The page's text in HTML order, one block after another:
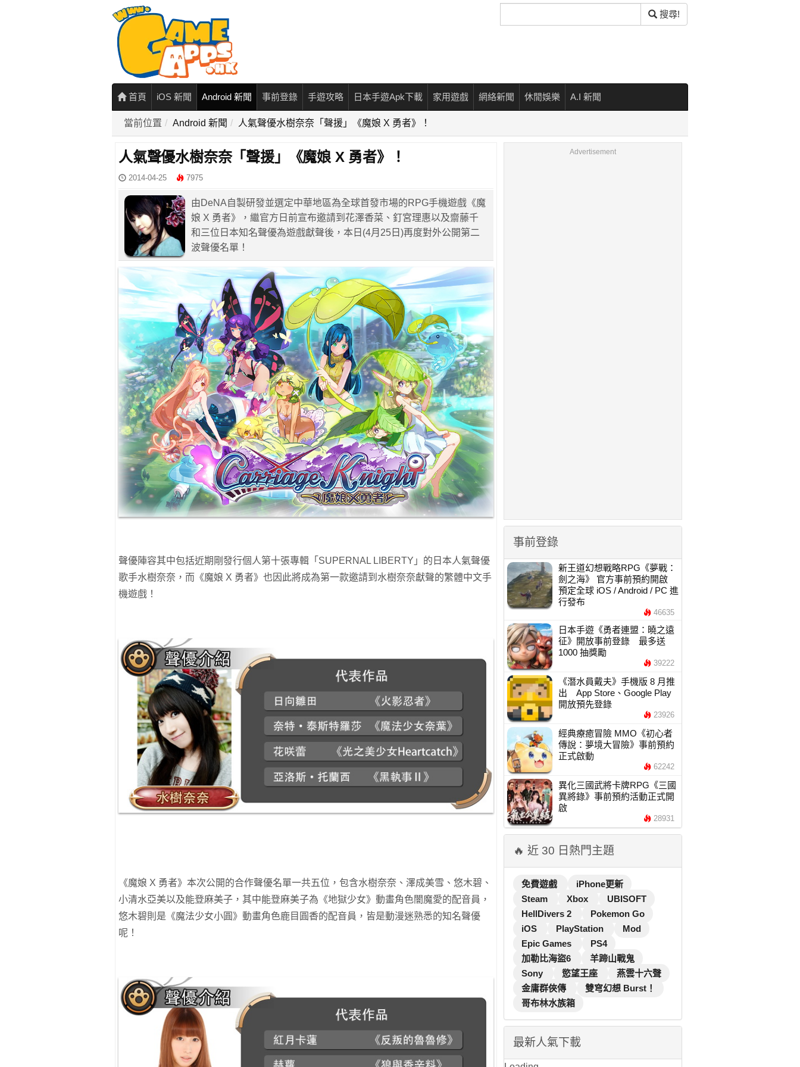
尋
搜尋!
首頁 iOS 新聞 Android 新聞 事前登錄 手遊攻略 日本手遊Apk下載 家用遊戲 網絡新聞 休閒娛樂 A.I 新聞
當前位置 Android 新聞 人氣聲優水樹奈奈「聲援」《魔娘 X 勇者》！
人氣聲優水樹奈奈「聲援」《魔娘 X 勇者》！
2014-04-25 7975
由DeNA自製研發並選定中華地區為全球首發市場的RPG手機遊戲《魔
娘 X 勇者》，繼官方日前宣布邀請到花澤香菜、釘宮理惠以及齋藤千
和三位日本知名聲優為遊戲獻聲後，本日(4月25日)再度對外公開第二
波聲優名單！
聲優陣容其中包括近期剛發行個人第十張專輯「SUPERNAL LIBERTY」的日本人氣聲優
歌手水樹奈奈，而《魔娘 X 勇者》也因此將成為第一款邀請到水樹奈奈獻聲的繁體中文手
機遊戲！
《魔娘 X 勇者》本次公開的合作聲優名單一共五位，包含水樹奈奈、澤成美雪、悠木碧、
小清水亞美以及能登麻美子，其中能登麻美子為《地獄少女》動畫角色闇魔愛的配音員，
悠木碧則是《魔法少女小圓》動畫角色鹿目圓香的配音員，皆是動漫迷熟悉的知名聲優
呢！
Advertisement
事前登錄
新王道幻想戰略RPG《夢戰：
劍之海》 官方事前預約開啟
預定全球 iOS / Android / PC 進
行發布
46635
日本手遊《勇者連盟：曉之遠
征》開放事前登錄 最多送
1000 抽獎勵
39222
《潛水員戴夫》手機版 8 月推
出 App Store、Google Play
開放預先登錄
23926
經典療癒冒險 MMO《初心者
傳說：夢境大冒險》事前預約
正式啟動
62242
異化三國武將卡牌RPG《三國
異將錄》事前預約活動正式開
啟
28931
🔥 近 30 日熱門主題
免費遊戲
iPhone更新
Steam
Xbox
UBISOFT
HellDivers 2
Pokemon Go
iOS
PlayStation
Mod
Epic Games
PS4
加勒比海盜6
羊蹄山戰鬼
Sony
慾望王座
燕雲十六聲
金庸群俠傳
雙穹幻想 Burst！
哥布林水族箱
最新人氣下載